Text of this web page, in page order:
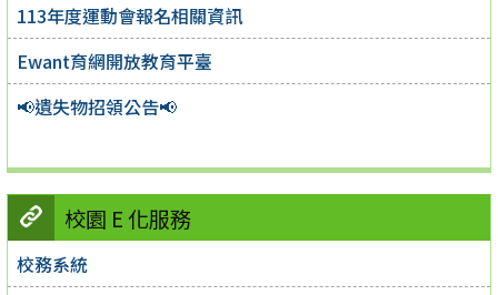
113年度運動會報名相關資訊
Ewant育網開放教育平臺
📢遺失物招領公告📢
校園 E 化服務
校務系統